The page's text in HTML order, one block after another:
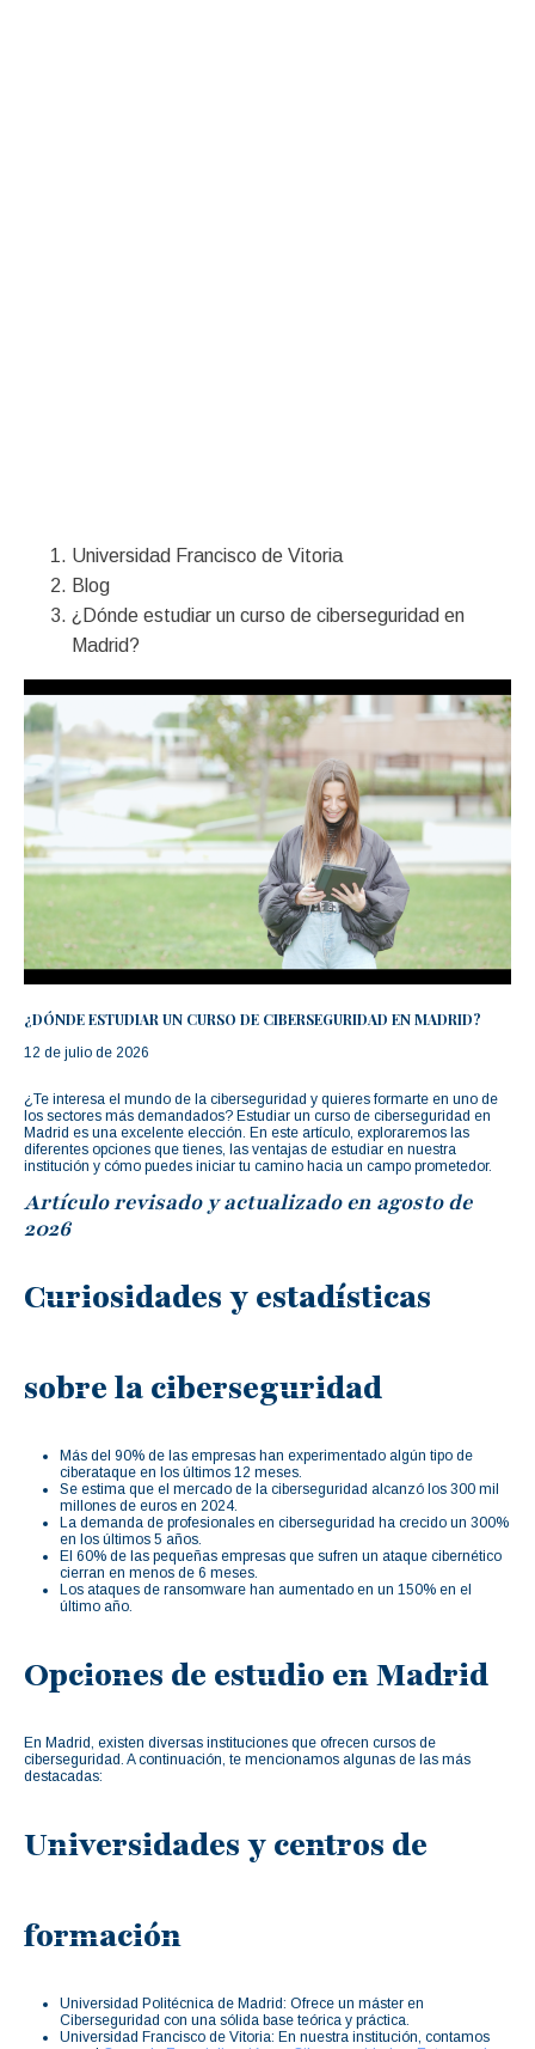
Universidad Francisco de Vitoria
Blog
¿Dónde estudiar un curso de ciberseguridad en
Madrid?
¿DÓNDE ESTUDIAR UN CURSO DE CIBERSEGURIDAD EN MADRID?
12 de julio de 2026
¿Te interesa el mundo de la ciberseguridad y quieres formarte en uno de
los sectores más demandados? Estudiar un curso de ciberseguridad en
Madrid es una excelente elección. En este artículo, exploraremos las
diferentes opciones que tienes, las ventajas de estudiar en nuestra
institución y cómo puedes iniciar tu camino hacia un campo prometedor.
Artículo revisado y actualizado en agosto de
2026
Curiosidades y estadísticas
sobre la ciberseguridad
Más del 90% de las empresas han experimentado algún tipo de
ciberataque en los últimos 12 meses.
Se estima que el mercado de la ciberseguridad alcanzó los 300 mil
millones de euros en 2024.
La demanda de profesionales en ciberseguridad ha crecido un 300%
en los últimos 5 años.
El 60% de las pequeñas empresas que sufren un ataque cibernético
cierran en menos de 6 meses.
Los ataques de ransomware han aumentado en un 150% en el
último año.
Opciones de estudio en Madrid
En Madrid, existen diversas instituciones que ofrecen cursos de
ciberseguridad. A continuación, te mencionamos algunas de las más
destacadas:
Universidades y centros de
formación
Universidad Politécnica de Madrid: Ofrece un máster en
Ciberseguridad con una sólida base teórica y práctica.
Universidad Francisco de Vitoria: En nuestra institución, contamos